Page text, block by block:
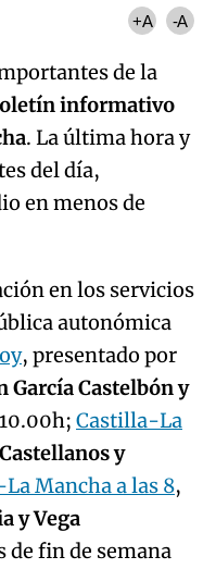
+A -A
de la
informativo
. La última hora y
del día,
en menos de
en los servicios
autonómica
, presentado por
García Castelbón y
Castilla-La
y
Mancha a las 8,
y Vega
de fin de semana